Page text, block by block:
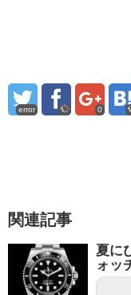
error 0
関連記事
夏に
ォッ